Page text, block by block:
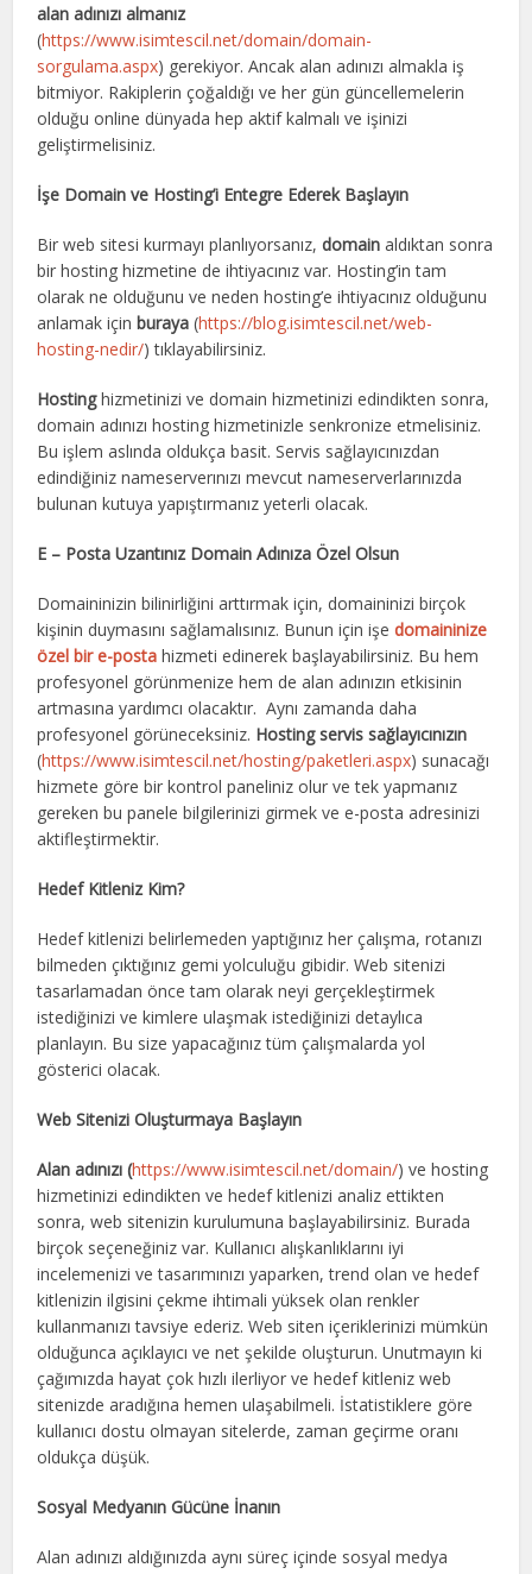
alan adınızı almanız
(https://www.isimtescil.net/domain/domain-
sorgulama.aspx) gerekiyor. Ancak alan adınızı almakla iş
bitmiyor. Rakiplerin çoğaldığı ve her gün güncellemelerin
olduğu online dünyada hep aktif kalmalı ve işinizi
geliştirmelisiniz.
İşe Domain ve Hosting’i Entegre Ederek Başlayın
Bir web sitesi kurmayı planlıyorsanız,domain aldıktan sonra
bir hosting hizmetine de ihtiyacınız var. Hosting’in tam
olarak ne olduğunu ve neden hosting’e ihtiyacınız olduğunu
anlamak içinburaya (https://blog.isimtescil.net/web-
hosting-nedir/) tıklayabilirsiniz.
Hostinghizmetinizi ve domain hizmetinizi edindikten sonra,
domain adınızı hosting hizmetinizle senkronize etmelisiniz.
Bu işlem aslında oldukça basit. Servis sağlayıcınızdan
edindiğiniz nameserverınızı mevcut nameserverlarınızda
bulunan kutuya yapıştırmanız yeterli olacak.
E – Posta Uzantınız Domain Adınıza Özel Olsun
Domaininizin bilinirliğini arttırmak için, domaininizi birçok
kişinin duymasını sağlamalısınız. Bunun için işedomaininize
özel bir e-postahizmeti edinerek başlayabilirsiniz. Bu hem
profesyonel görünmenize hem de alan adınızın etkisinin
artmasına yardımcı olacaktır. Aynı zamanda daha
profesyonel görüneceksiniz. Hosting servis sağlayıcınızın
(https://www.isimtescil.net/hosting/paketleri.aspx) sunacağı
hizmete göre bir kontrol paneliniz olur ve tek yapmanız
gereken bu panele bilgilerinizi girmek ve e-posta adresinizi
aktifleştirmektir.
Hedef Kitleniz Kim?
Hedef kitlenizi belirlemeden yaptığınız her çalışma, rotanızı
bilmeden çıktığınız gemi yolculuğu gibidir. Web sitenizi
tasarlamadan önce tam olarak neyi gerçekleştirmek
istediğinizi ve kimlere ulaşmak istediğinizi detaylıca
planlayın. Bu size yapacağınız tüm çalışmalarda yol
gösterici olacak.
Web Sitenizi Oluşturmaya Başlayın
Alan adınızı (https://www.isimtescil.net/domain/) ve hosting
hizmetinizi edindikten ve hedef kitlenizi analiz ettikten
sonra, web sitenizin kurulumuna başlayabilirsiniz. Burada
birçok seçeneğiniz var. Kullanıcı alışkanlıklarını iyi
incelemenizi ve tasarımınızı yaparken, trend olan ve hedef
kitlenizin ilgisini çekme ihtimali yüksek olan renkler
kullanmanızı tavsiye ederiz. Web siten içeriklerinizi mümkün
olduğunca açıklayıcı ve net şekilde oluşturun. Unutmayın ki
çağımızda hayat çok hızlı ilerliyor ve hedef kitleniz web
sitenizde aradığına hemen ulaşabilmeli. İstatistiklere göre
kullanıcı dostu olmayan sitelerde, zaman geçirme oranı
oldukça düşük.
Sosyal Medyanın Gücüne İnanın
Alan adınızı aldığınızda aynı süreç içinde sosyal medya